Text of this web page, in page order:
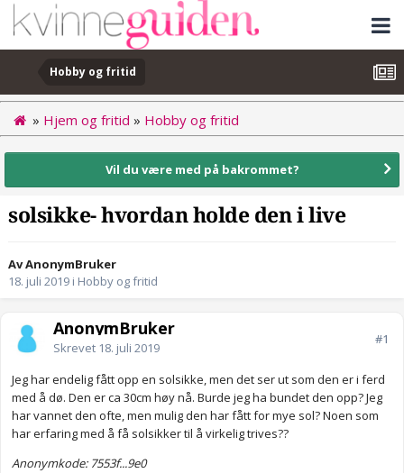
Hobby og fritid
» Hjem og fritid » Hobby og fritid
Vil du være med på bakrommet?
solsikke- hvordan holde den i live
Av AnonymBruker
18. juli 2019 i Hobby og fritid
AnonymBruker
Skrevet 18. juli 2019
#1
Jeg har endelig fått opp en solsikke, men det ser ut som den er i ferd
med å dø. Den er ca 30cm høy nå. Burde jeg ha bundet den opp? Jeg
har vannet den ofte, men mulig den har fått for mye sol? Noen som
har erfaring med å få solsikker til å virkelig trives??
Anonymkode: 7553f...9e0